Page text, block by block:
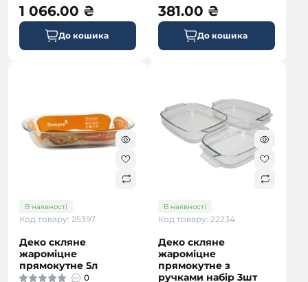
1 066.00 ₴
До кошика
381.00 ₴
До кошика
В наявності
Код товару: 25397
Деко скляне
жароміцне
прямокутне 5л
0
В наявності
Код товару: 22234
Деко скляне
жароміцне
прямокутне з
ручками набір 3шт